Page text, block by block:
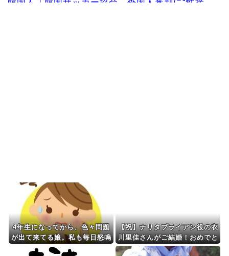
韓国人「韓国サッカー協会、外国人審判に“性接
Powered by livedoor 相互RSS
4年生になってから、色々問題
が出て来てる娘。私も毎日怒鳴
り続けるのに疲れて体調崩し...
【祝】ナリタブライアン役の衣
川里佳さんがご結婚！おめでと
うございます！